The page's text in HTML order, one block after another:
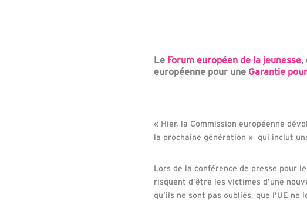
Le Forum européen de la jeunesse,
européenne pour une Garantie
« Hier, la Commission européenne
la prochaine génération » qui inclut
Lors de la conférence de presse pour
risquent d’être les victimes d’une
qu’ils ne sont pas oubliés, que l’UE ne